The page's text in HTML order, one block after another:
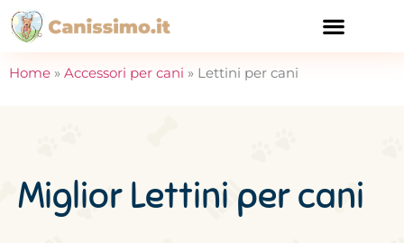
Home » Accessori per cani » Lettini per cani
Miglior Lettini per cani